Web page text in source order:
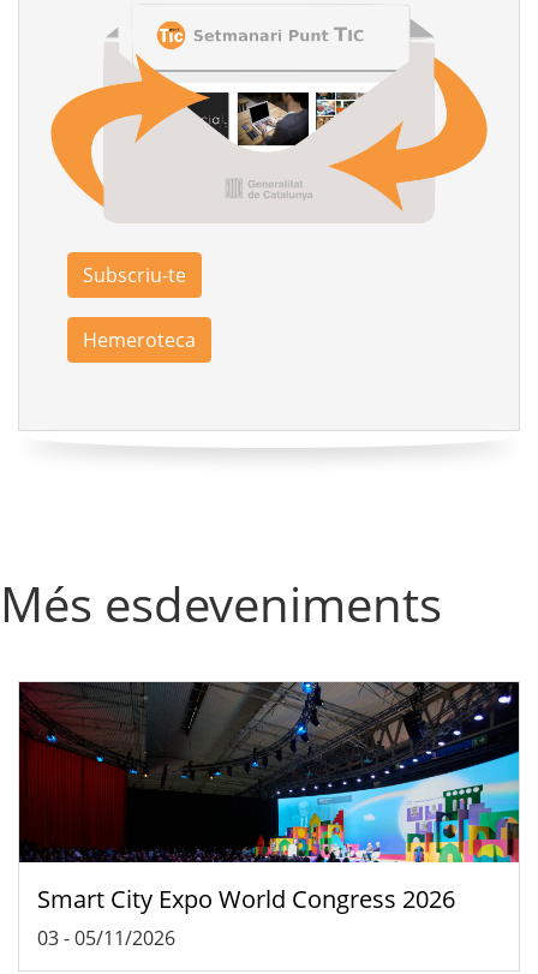
Subscriu-te
Hemeroteca
Més esdeveniments
Smart City Expo World Congress 2026
03-05/11/2026